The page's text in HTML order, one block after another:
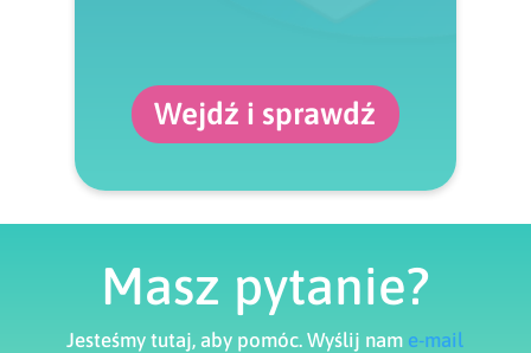
Wejdź i sprawdź
Masz pytanie?
Jesteśmy tutaj, aby pomóc. Wyślij nam e-mail